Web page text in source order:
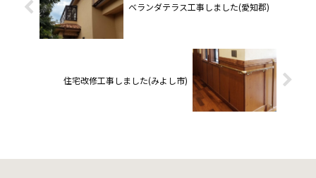
ベランダテラス工事しました(愛知郡)
住宅改修工事しました(みよし市)